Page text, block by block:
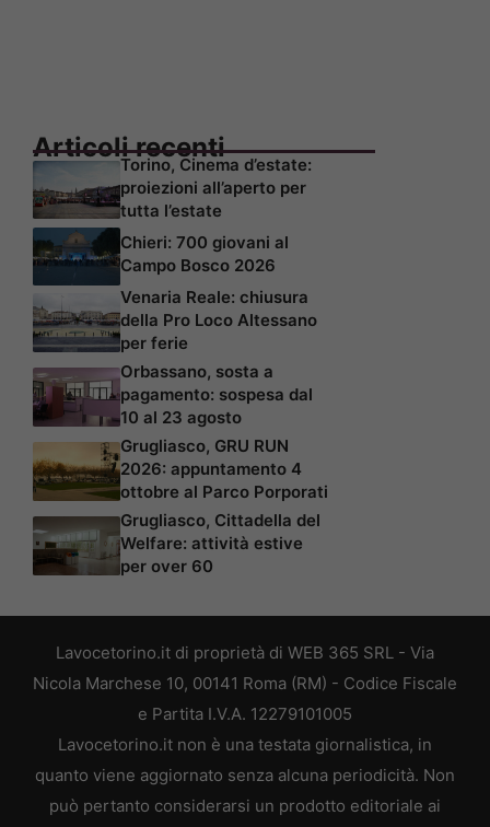
Articoli recenti
Torino, Cinema d’estate:
proiezioni all’aperto per
tutta l’estate
Chieri: 700 giovani al
Campo Bosco 2026
Venaria Reale: chiusura
della Pro Loco Altessano
per ferie
Orbassano, sosta a
pagamento: sospesa dal
10 al 23 agosto
Grugliasco, GRU RUN
2026: appuntamento 4
ottobre al Parco Porporati
Grugliasco, Cittadella del
Welfare: attività estive
per over 60
Lavocetorino.it di proprietà di WEB 365 SRL - Via
Nicola Marchese 10, 00141 Roma (RM) - Codice Fiscale
e Partita I.V.A. 12279101005
Lavocetorino.it non è una testata giornalistica, in
quanto viene aggiornato senza alcuna periodicità. Non
può pertanto considerarsi un prodotto editoriale ai